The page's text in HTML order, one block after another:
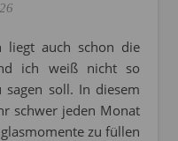
ich weiß nicht so
soll. In diesem
schwer jeden Monat
zu füllen